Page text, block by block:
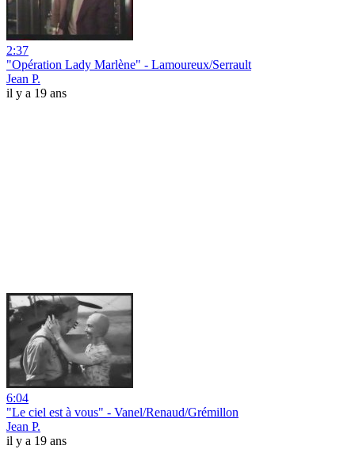
2:37
"Opération Lady Marlène" - Lamoureux/Serrault
Jean P.
il y a 19 ans
6:04
"Le ciel est à vous" - Vanel/Renaud/Grémillon
Jean P.
il y a 19 ans